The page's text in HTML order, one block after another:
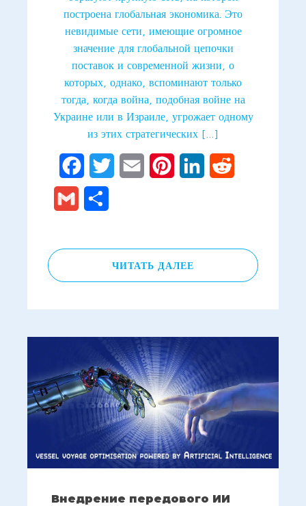
построена глобальная экономика. Это
невидимые сети, имеющие огромное
значение для глобальной цепочки
поставок и современной жизни, о
которых, однако, вспоминают только
тогда, когда война, подобная войне на
Украине или в Израиле, угрожает одному
из этих стратегических […]
FacebookTwitter Email PinterestLinkedIn
Gmail
ЧИТАТЬ ДАЛЕЕ
Внедрение передового ИИ